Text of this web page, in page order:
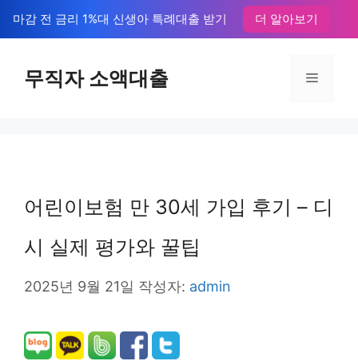
텐
마감 전 금리 1%대 신생아 특례대출 받기 더 알아보기
무직자 소액대출 메
어린이보험 만 30세 가입 후기 – 디
시 실제 평가와 꿀팁
2025년 9월 21일 작성자: admin